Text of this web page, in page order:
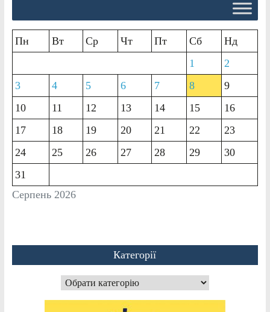
Серпень 2026
Пн Вт Ср Чт Пт Сб
Нд
1
2
3
4 5 6 7 8
9
10
11 12 13 14 15
16
17
18 19 20 21 22
23
24
25 26 27 28 29
30
31
Категорії
Категорії